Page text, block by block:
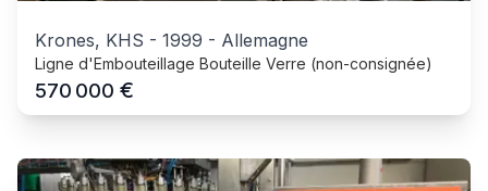
Krones, KHS - 1999 - Allemagne
Ligne d'Embouteillage Bouteille Verre (non-consignée)
570 000 €